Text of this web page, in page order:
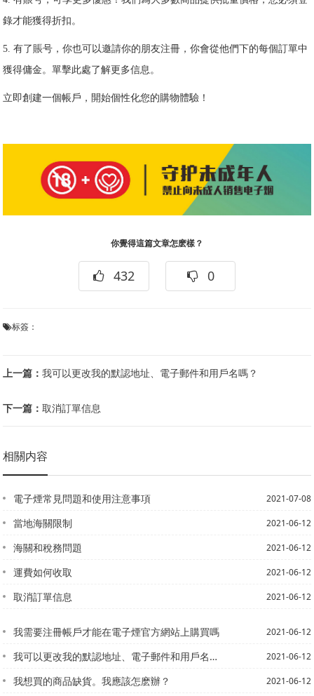
錄才能獲得折扣。
5. 有了賬号，你也可以邀請你的朋友注冊，你會從他們下的每個訂單中
獲得傭金。單擊此處了解更多信息。
立即創建一個帳戶，開始個性化您的購物體驗！
你覺得這篇文章怎麽樣？
432 0
标簽：
上一篇：我可以更改我的默認地址、電子郵件和用戶名嗎？
下一篇：取消訂單信息
相關内容
電子煙常見問題和使用注意事項 2021-07-08
當地海關限制 2021-06-12
海關和稅務問題 2021-06-12
運費如何收取 2021-06-12
取消訂單信息 2021-06-12
我需要注冊帳戶才能在電子煙官方網站上購買嗎 2021-06-12
我可以更改我的默認地址、電子郵件和用戶名嗎？ 2021-06-12
我想買的商品缺貨。我應該怎麽辦？ 2021-06-12